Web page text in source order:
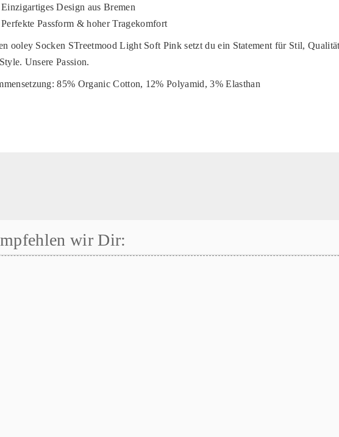
Einzigartiges Design aus Bremen
Perfekte Passform & hoher Tragekomfort
ooley Socken STreetmood Light Soft Pink setzt du ein Statement für Stil,
Unsere Passion.
85% Organic Cotton, 12% Polyamid, 3% Elasthan
wir Dir: